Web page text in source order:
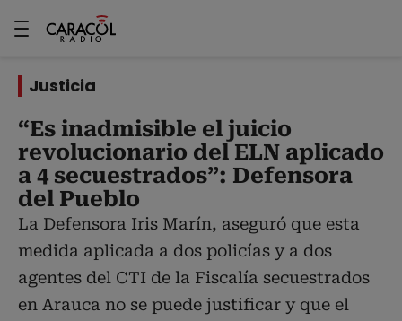
Justicia
“Es inadmisible el juicio
revolucionario del ELN aplicado
a 4 secuestrados”: Defensora
del Pueblo
La Defensora Iris Marín, aseguró que esta
medida aplicada a dos policías y a dos
agentes del CTI de la Fiscalía secuestrados
en Arauca no se puede justificar y que el